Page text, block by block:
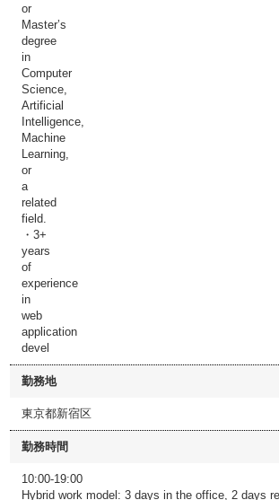
or
Master’s
degree
in
Computer
Science,
Artificial
Intelligence,
Machine
Learning,
or
a
related
field.
・3+
years
of
experience
in
web
application
devel
勤務地
東京都新宿区
勤務時間
10:00-19:00
Hybrid work model: 3 days in the office, 2 days